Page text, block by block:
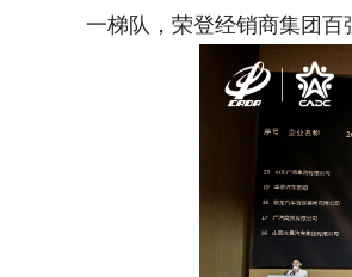
一梯队，荣登经销商集团